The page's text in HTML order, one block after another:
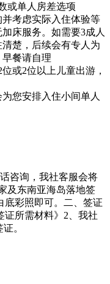
或单人房差选项
考虑实际入住体验等
床服务。如需要3成人
楚，后续会有专人为
餐请自理
或2位以上儿童出游，
您安排入住小间单人
咨询，我社客服会将
及东南亚海岛落地签
底彩照即可。二、签证
证所需材料》2、我社
。